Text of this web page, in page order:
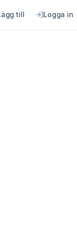
till Logga in